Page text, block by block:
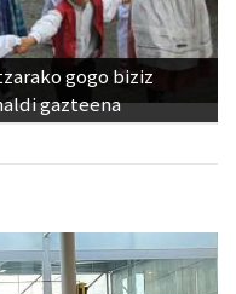
gogo biziz
gazteena